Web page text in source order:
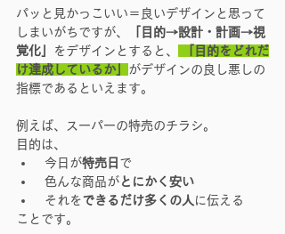
パッと見かっこいい＝良いデザインと思って
しまいがちですが、
「目的→設計・計画→視
覚化」
をデザインとすると、
「目的をどれだ
け達成しているか」
がデザインの良し悪しの
指標であるといえます。
例えば、スーパーの特売のチラシ。
目的は、
今日が特売日 で
色んな商品が とにかく安い
それをできるだけ多くの人 に伝える
ことです。